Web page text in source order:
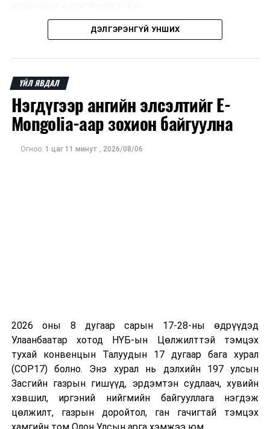
Нэг эх үүсвэрээс худалдан авах тогтолцоо нь бөөний
бууруулах, ДЭМБ-ын хатуу зохицуулалттай
үйлдвэрээс эмийг боломжийн үнээр авах, зах зээлд
ховорддог эмийн хангамжийг тасалдуулахгүй байх
давуу талтай.
Мөн чанаргүй болон хуурамч эмийн эрсдэлийг
бууруулж, эмийн үнийн өсөлтийг сааруулснаар
ДЭЛГЭРЭНГҮЙ УНШИХ
ҮЙЛ ЯВДАЛ
Нэгдүгээр ангийн элсэлтийг E-
Mongolia-аар зохион байгуулна
Огноо: 1 цаг 11 минут 2026/08/06
2026 оны 8 дугаар сарын 17-28-ны өдрүүдэд
Улаанбаатар хотод НҮБ-ын Цөлжилттэй тэмцэх
тухай конвенцын Талуудын 17 дугаар бага хурал
(COP17) болно. Энэ хурал нь дэлхийн 197 улсын
Засгийн газрын гишүүд, эрдэмтэн судлаач, хувийн
хэвшил, иргэний нийгмийн байгууллага нэгдэж
цөлжилт, газрын доройтол, ган гачигтай тэмцэх
хамгийн том Олон Улсын арга хэмжээ юм.